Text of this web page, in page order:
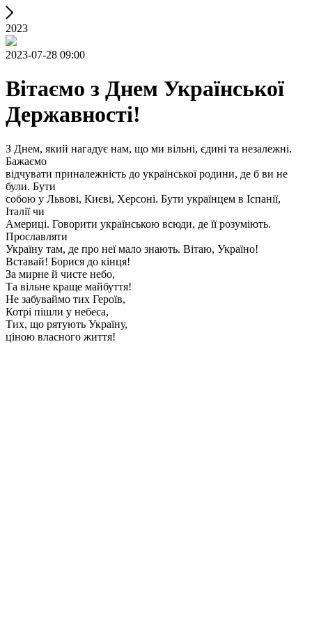
2023
2023-07-28 09:00
Вітаємо з Днем Української
Державності!
З Днем, який нагадує нам, що ми вільні, єдині та незалежні.
Бажаємо
відчувати приналежність до української родини, де б ви не
були. Бути
собою у Львові, Києві, Херсоні. Бути українцем в Іспанії,
Італії чи
Америці. Говорити українською всюди, де її розуміють.
Прославляти
Україну там, де про неї мало знають. Вітаю, Україно!
Вставай! Борися до кінця!
За мирне й чисте небо,
Та вільне краще майбуття!
Не забуваймо тих Героїв,
Котрі пішли у небеса,
Тих, що рятують Україну,
ціною власного життя!